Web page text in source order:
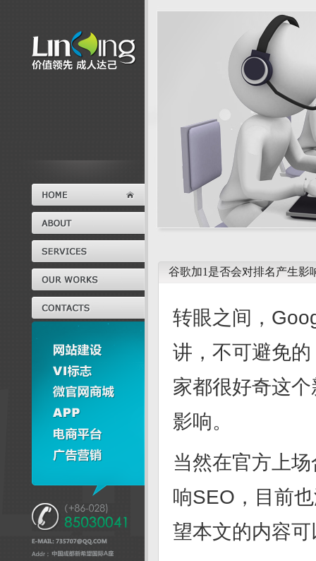
谷歌加1是否会对排名产生影
转眼之间，
讲，不可避免
家都很好奇这
影响。
当然在官方上
响SEO，目前
望本文的内容